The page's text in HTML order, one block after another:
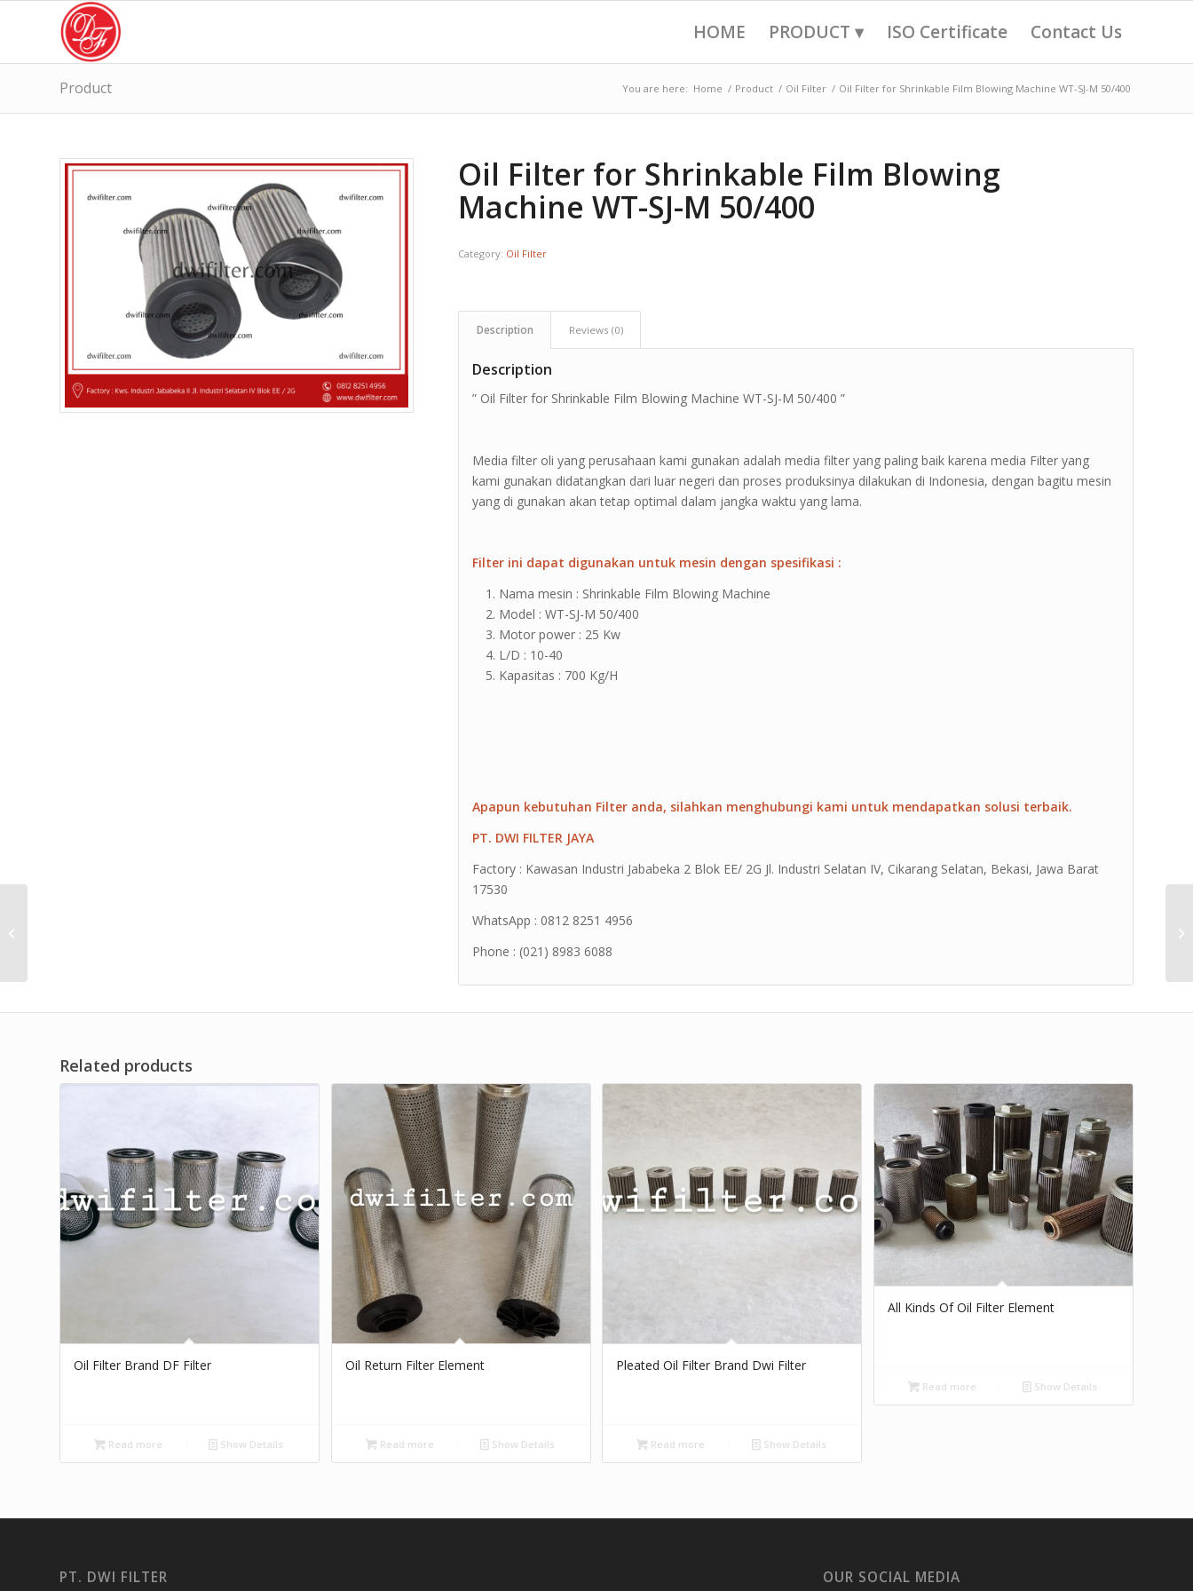
HOME PRODUCT ▾ ISO Certificate Contact Us
Product You are here: Home / Product / Oil Filter / Oil Filter for Shrinkable Film Blowing Machine WT-SJ-M 50/400
Oil Filter for Shrinkable Film Blowing
Machine WT-SJ-M 50/400
Category: Oil Filter
Description Reviews (0)
Description
” Oil Filter for Shrinkable Film Blowing Machine WT-SJ-M 50/400 ”
Media filter oli yang perusahaan kami gunakan adalah media filter yang paling baik karena media Filter yang
kami gunakan didatangkan dari luar negeri dan proses produksinya dilakukan di Indonesia, dengan bagitu mesin
yang di gunakan akan tetap optimal dalam jangka waktu yang lama.
Filter ini dapat digunakan untuk mesin dengan spesifikasi :
Nama mesin : Shrinkable Film Blowing Machine
Model : WT-SJ-M 50/400
Motor power : 25 Kw
L/D : 10-40
Kapasitas : 700 Kg/H
Apapun kebutuhan Filter anda, silahkan menghubungi kami untuk mendapatkan solusi terbaik.
PT. DWI FILTER JAYA
Factory : Kawasan Industri Jababeka 2 Blok EE/ 2G Jl. Industri Selatan IV, Cikarang Selatan, Bekasi, Jawa Barat
17530
WhatsApp : 0812 8251 4956
Phone : (021) 8983 6088
Related products
Oil Filter Brand DF Filter
Read more Show Details
Oil Return Filter Element
Read more Show Details
Pleated Oil Filter Brand Dwi Filter
Read more Show Details
All Kinds Of Oil Filter Element
Read more Show Details
PT. DWI FILTER OUR SOCIAL MEDIA